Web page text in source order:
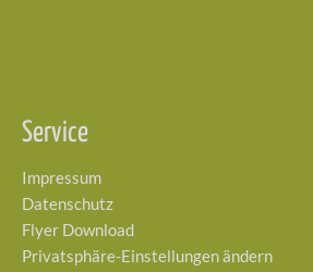
Service
Impressum
Datenschutz
Flyer Download
Privatsphäre-Einstellungen ändern